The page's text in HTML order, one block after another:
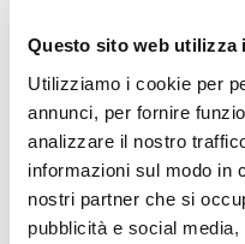
Questo sito web utilizza
Utilizziamo i cookie per
annunci, per fornire
analizzare il nostro
informazioni sul modo in
nostri partner che si
pubblicità e social
davanti ad un folto
importa se non era in
mantenere una
tanti campioni, i riflettori
confusione generata
rendere questa giornata